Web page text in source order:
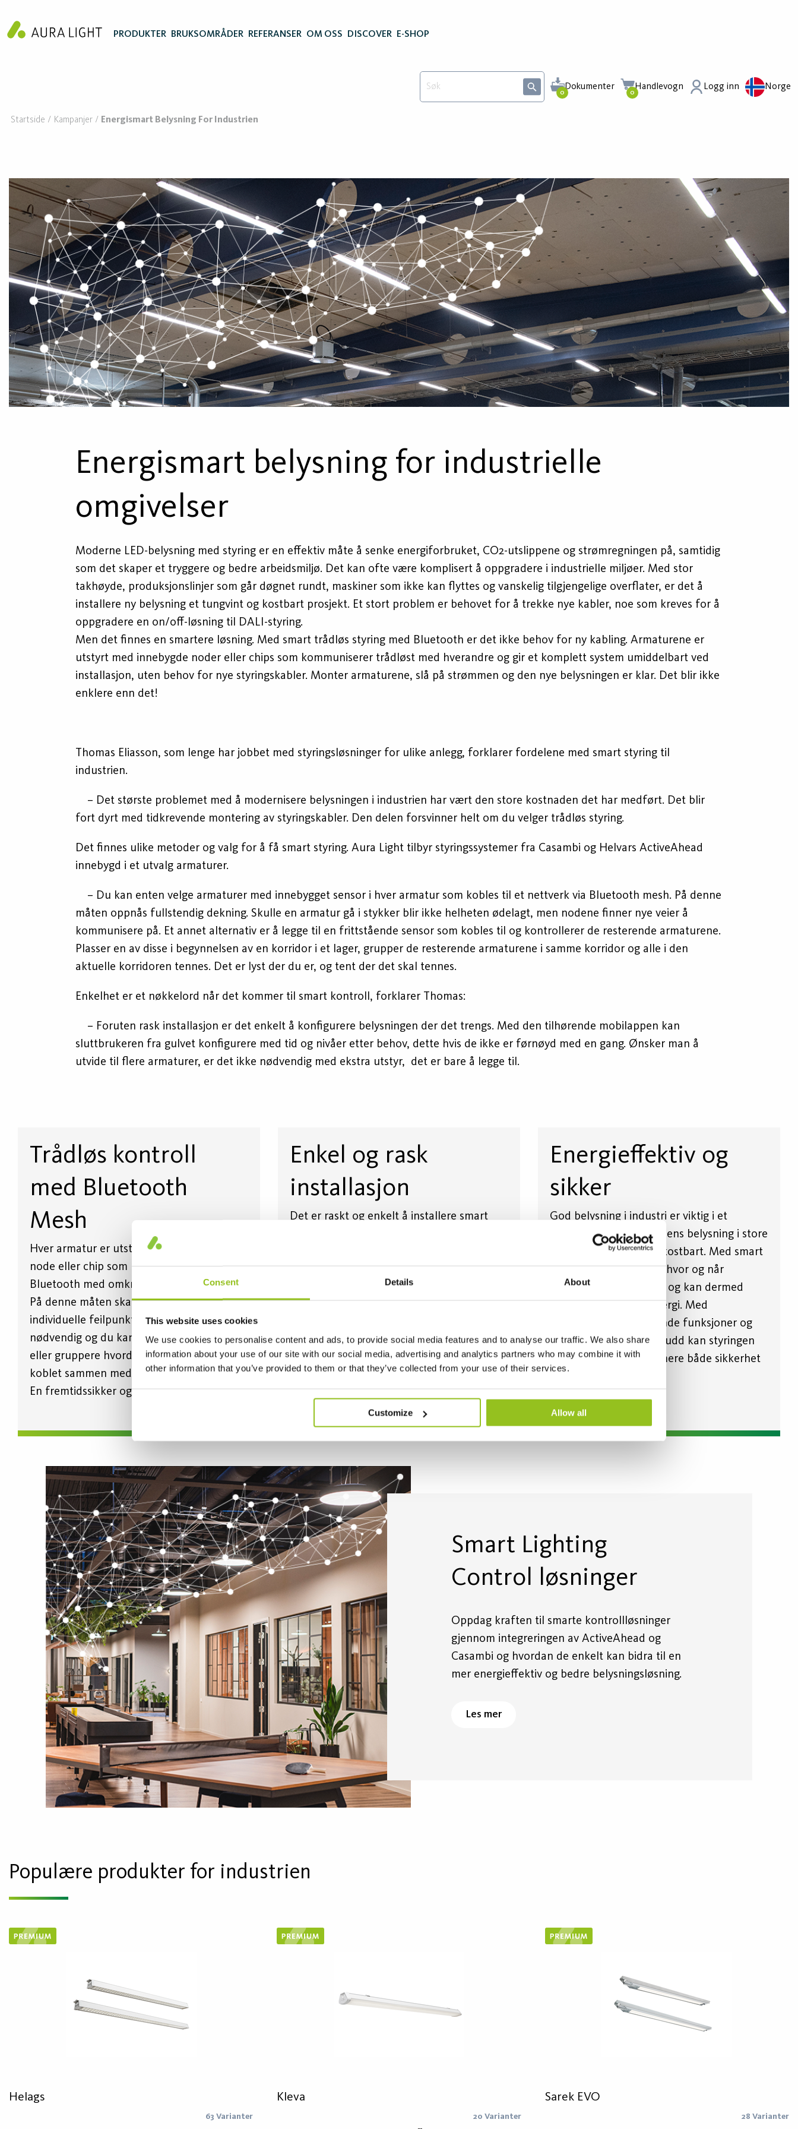
Consent Details About
This website uses cookies
We use cookies to personalise content and ads, to provide social media features and to analyse our traffic. We also share
information about your use of our site with our social media, advertising and analytics partners who may combine it with
other information that you’ve provided to them or that they’ve collected from your use of their services.
Customize Allow all
PRODUKTER BRUKSOMRÅDER REFERANSER OM OSS DISCOVER E-SHOP
0
Dokumenter
0
Handlevogn Logg inn Norge
Startside Kampanjer Energismart Belysning For Industrien
Energismart belysning for industrielle
omgivelser
Moderne LED-belysning med styring er en effektiv måte å senke energiforbruket, CO2-utslippene og strømregningen på, samtidig
som det skaper et tryggere og bedre arbeidsmiljø. Det kan ofte være komplisert å oppgradere i industrielle miljøer. Med stor
takhøyde, produksjonslinjer som går døgnet rundt, maskiner som ikke kan flyttes og vanskelig tilgjengelige overflater, er det å
installere ny belysning et tungvint og kostbart prosjekt. Et stort problem er behovet for å trekke nye kabler, noe som kreves for å
oppgradere en on/off-løsning til DALI-styring.
Men det finnes en smartere løsning. Med smart trådløs styring med Bluetooth er det ikke behov for ny kabling. Armaturene er
utstyrt med innebygde noder eller chips som kommuniserer trådløst med hverandre og gir et komplett system umiddelbart ved
installasjon, uten behov for nye styringskabler. Monter armaturene, slå på strømmen og den nye belysningen er klar. Det blir ikke
enklere enn det!
Thomas Eliasson, som lenge har jobbet med styringsløsninger for ulike anlegg, forklarer fordelene med smart styring til
industrien.
– Det største problemet med å modernisere belysningen i industrien har vært den store kostnaden det har medført. Det blir
fort dyrt med tidkrevende montering av styringskabler. Den delen forsvinner helt om du velger trådløs styring.
Det finnes ulike metoder og valg for å få smart styring. Aura Light tilbyr styringssystemer fra Casambi og Helvars ActiveAhead
innebygd i et utvalg armaturer.
– Du kan enten velge armaturer med innebygget sensor i hver armatur som kobles til et nettverk via Bluetooth mesh. På denne
måten oppnås fullstendig dekning. Skulle en armatur gå i stykker blir ikke helheten ødelagt, men nodene finner nye veier å
kommunisere på. Et annet alternativ er å legge til en frittstående sensor som kobles til og kontrollerer de resterende armaturene.
Plasser en av disse i begynnelsen av en korridor i et lager, grupper de resterende armaturene i samme korridor og alle i den
aktuelle korridoren tennes. Det er lyst der du er, og tent der det skal tennes.
Enkelhet er et nøkkelord når det kommer til smart kontroll, forklarer Thomas:
– Foruten rask installasjon er det enkelt å konfigurere belysningen der det trengs. Med den tilhørende mobilappen kan
sluttbrukeren fra gulvet konfigurere med tid og nivåer etter behov, dette hvis de ikke er førnøyd med en gang. Ønsker man å
utvide til flere armaturer, er det ikke nødvendig med ekstra utstyr, det er bare å legge til.
Trådløs kontroll
med Bluetooth
Mesh
Hver armatur er utstyrt med en innebygd
node eller chip som kommuniserer via
Bluetooth med omkringliggende armaturer.
På denne måten skapes et system uten
individuelle feilpunkter. Ingen kabling er
nødvendig og du kan enkelt legge til, fjerne
eller gruppere hvordan armaturene er
koblet sammen med den tilhørende appen.
En fremtidssikker og skalerbar løsning.
Enkel og rask
installasjon
Det er raskt og enkelt å installere smart
koble til strømmen og styringen er i gang.
En stor kostnadsfordel i bransjer som ofte
produksjonen for installasjon.
Energieffektiv og
sikker
God belysning i industri er viktig i et
sikkerhetsperspektiv, mens belysning i store
industrikomplekser er kostbart. Med smart
styring vet armaturene hvor og når
belysning er nødvendig og kan dermed
optimere anleggets energi. Med
grupperinger, selvlærende funksjoner og
ulike nivåer og tidsavbrudd kan styringen
skreddersys for å optimere både sikkerhet
Smart Lighting
Control løsninger
Oppdag kraften til smarte kontrollløsninger
gjennom integreringen av ActiveAhead og
Casambi og hvordan de enkelt kan bidra til en
mer energieffektiv og bedre belysningsløsning.
Les mer
Populære produkter for industrien
Helags
63 Varianter
Kleva
20 Varianter
Sarek EVO
28 Varianter